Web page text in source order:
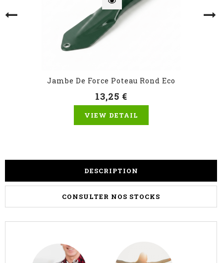
Jambe De Force Poteau Rond Eco
13,25 €
VIEW DETAIL
DESCRIPTION
CONSULTER NOS STOCKS